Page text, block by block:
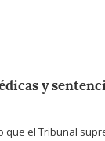
y
que el Tribunal